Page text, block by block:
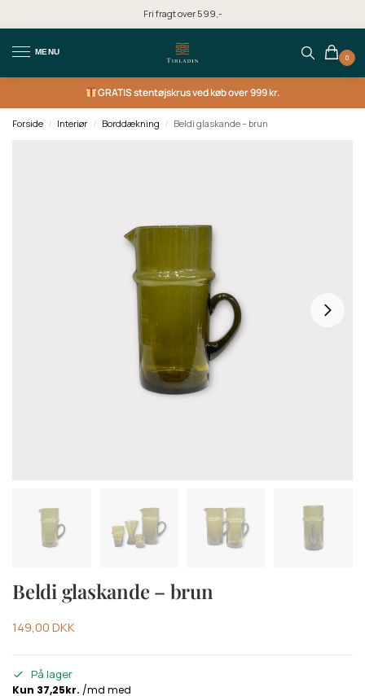
Fri fragt over 599,-
MENU
0
GRATISstentøjskrus ved køb over 999 kr.
Forside / Interiør / Borddækning / Beldi glaskande – brun
Beldi glaskande – brun
149,00DKK
På lager